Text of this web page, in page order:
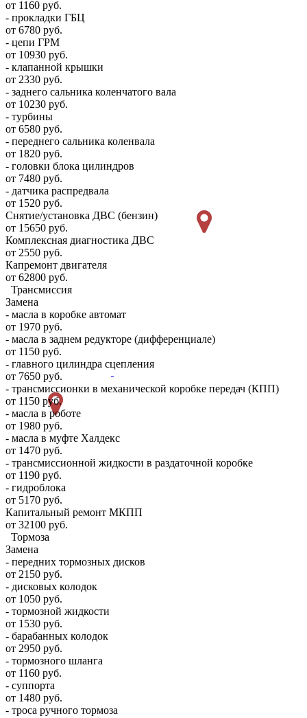
от 1160 руб.
- прокладки ГБЦ
от 6780 руб.
- цепи ГРМ
от 10930 руб.
- клапанной крышки
от 2330 руб.
- заднего сальника коленчатого вала
от 10230 руб.
- турбины
от 6580 руб.
- переднего сальника коленвала
от 1820 руб.
- головки блока цилиндров
от 7480 руб.
- датчика распредвала
от 1520 руб.
Снятие/установка ДВС (бензин)
от 15650 руб.
Комплексная диагностика ДВС
от 2550 руб.
Капремонт двигателя
от 62800 руб.
Трансмиссия
Замена
- масла в коробке автомат
от 1970 руб.
- масла в заднем редукторе (дифференциале)
от 1150 руб.
- главного цилиндра сцепления
от 7650 руб.
- трансмиссионки в механической коробке передач (КПП)
от 1150 руб.
- масла в роботе
от 1980 руб.
- масла в муфте Халдекс
от 1470 руб.
- трансмиссионной жидкости в раздаточной коробке
от 1190 руб.
- гидроблока
от 5170 руб.
Капитальный ремонт МКПП
от 32100 руб.
Тормоза
Замена
- передних тормозных дисков
от 2150 руб.
- дисковых колодок
от 1050 руб.
- тормозной жидкости
от 1530 руб.
- барабанных колодок
от 2950 руб.
- тормозного шланга
от 1160 руб.
- суппорта
от 1480 руб.
- троса ручного тормоза